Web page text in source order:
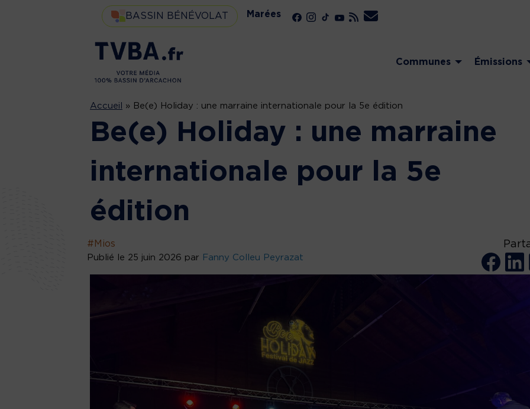
BASSIN BÉNÉVOLAT Marées
Communes Émissions
Accueil » Be(e) Holiday : une marraine internationale pour la 5e édition
Be(e) Holiday : une marraine
internationale pour la 5e
édition
#Mios
Publié le 25 juin 2026 par Fanny Colleu Peyrazat